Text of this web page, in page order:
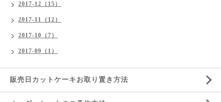
2017-12（15）
2017-11（12）
2017-10（7）
2017-09（1）
販売日カットケーキお取り置き方法